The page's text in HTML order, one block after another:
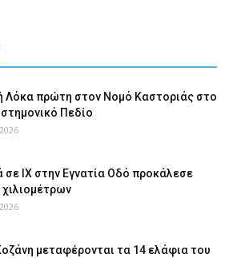
Λόκα πρώτη στον Νομό Καστοριάς στο
Πεδίο
σε ΙΧ στην Εγνατία Οδό προκάλεσε
μεταφέρονται τα 14 ελάφια του